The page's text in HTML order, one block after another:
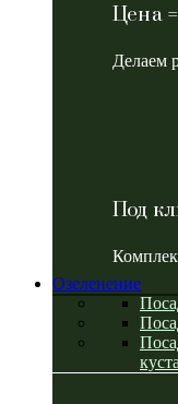
Цена
Делаем
Под
Озеленение